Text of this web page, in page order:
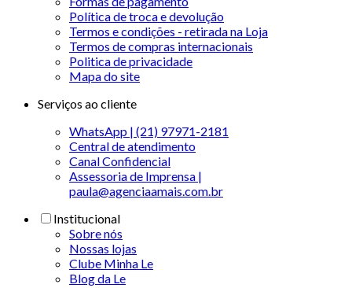
Política de troca e devolução
Termos e condições - retirada na Loja
Termos de compras internacionais
Politica de privacidade
Mapa do site
Serviços ao cliente
WhatsApp | (21) 97971-2181
Central de atendimento
Canal Confidencial
Assessoria de Imprensa |
paula@agenciaamais.com.br
Institucional
Sobre nós
Nossas lojas
Clube Minha Le
Blog da Le